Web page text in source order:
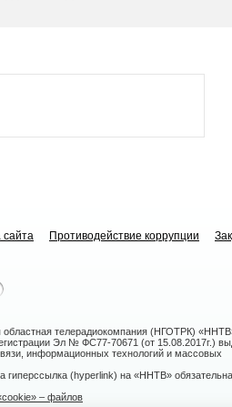
сайта Противодействие коррупции
телерадиокомпания (НГОТРК)
Эл № ФС77-70671 (от 15.08.2017г.)
информационных технологий и массовых
гиперссылка (hyperlink) на «ННТВ» обязательна
– файлов